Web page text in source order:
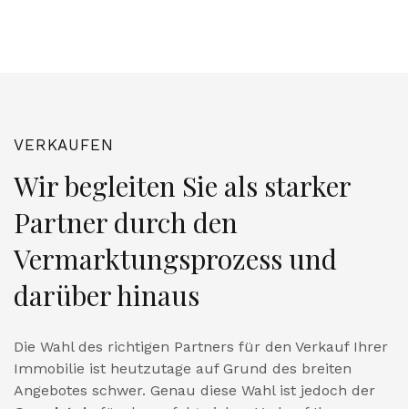
VERKAUFEN
Wir begleiten Sie als starker
Partner durch den
Vermarktungsprozess und
darüber hinaus
Die Wahl des richtigen Partners für den Verkauf Ihrer
Immobilie ist heutzutage auf Grund des breiten
Angebotes schwer. Genau diese Wahl ist jedoch der